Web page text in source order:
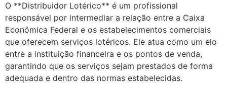
O **Distribuidor Lotérico** é um profissional
responsável por intermediar a relação entre a Caixa
Econômica Federal e os estabelecimentos comerciais
que oferecem serviços lotéricos. Ele atua como um elo
entre a instituição financeira e os pontos de venda,
garantindo que os serviços sejam prestados de forma
adequada e dentro das normas estabelecidas.